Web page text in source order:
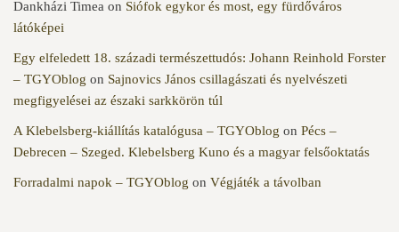
Dankházi Timea on Siófok egykor és most, egy fürdőváros
látóképei
Egy elfeledett 18. századi természettudós: Johann Reinhold Forster
– TGYOblog on Sajnovics János csillagászati és nyelvészeti
megfigyelései az északi sarkkörön túl
A Klebelsberg-kiállítás katalógusa – TGYOblog on Pécs –
Debrecen – Szeged. Klebelsberg Kuno és a magyar felsőoktatás
Forradalmi napok – TGYOblog on Végjáték a távolban